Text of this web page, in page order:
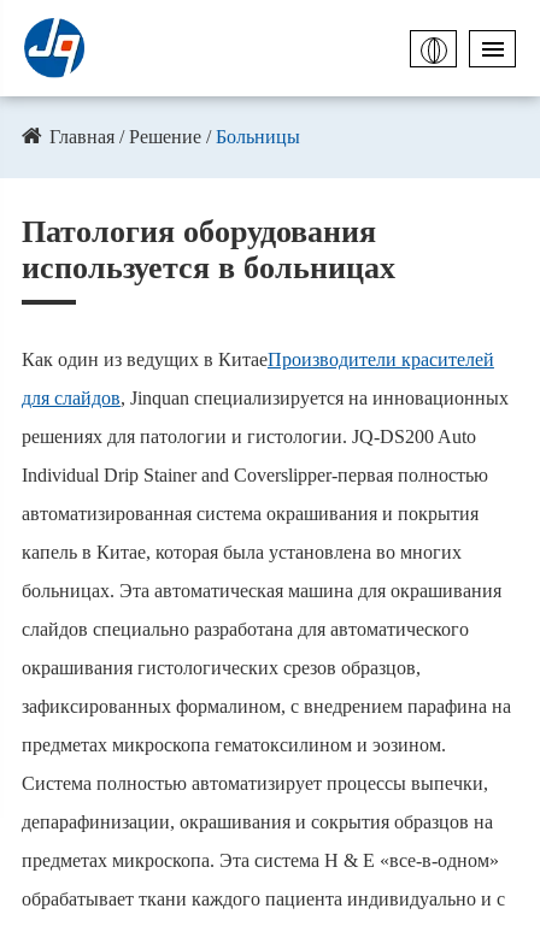
Главная Решение Больницы
Патология оборудования
используется в больницах
Как один из ведущих в КитаеПроизводители красителей
для слайдов, Jinquan специализируется на инновационных
решениях для патологии и гистологии. JQ-DS200 Auto
Individual Drip Stainer and Coverslipper-первая полностью
автоматизированная система окрашивания и покрытия
капель в Китае, которая была установлена во многих
больницах. Эта автоматическая машина для окрашивания
слайдов специально разработана для автоматического
окрашивания гистологических срезов образцов,
зафиксированных формалином, с внедрением парафина на
предметах микроскопа гематоксилином и эозином.
Система полностью автоматизирует процессы выпечки,
депарафинизации, окрашивания и сокрытия образцов на
предметах микроскопа. Эта система H & E «все-в-одном»
обрабатывает ткани каждого пациента индивидуально и с